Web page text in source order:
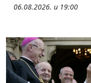
06.08.2026. u 19:00